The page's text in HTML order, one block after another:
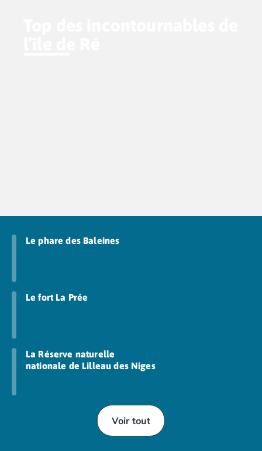
Le phare des Baleines
Le fort La Prée
La Réserve naturelle
nationale de Lilleau des Niges
Voir tout